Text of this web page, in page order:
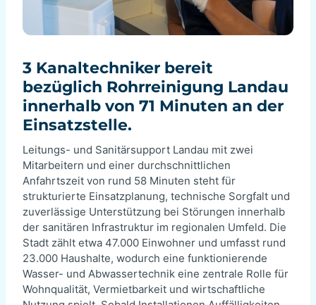
3 Kanaltechniker bereit
bezüglich Rohrreinigung Landau
innerhalb von 71 Minuten an der
Einsatzstelle.
Leitungs- und Sanitärsupport Landau mit zwei
Mitarbeitern und einer durchschnittlichen
Anfahrtszeit von rund 58 Minuten steht für
strukturierte Einsatzplanung, technische Sorgfalt und
zuverlässige Unterstützung bei Störungen innerhalb
der sanitären Infrastruktur im regionalen Umfeld. Die
Stadt zählt etwa 47.000 Einwohner und umfasst rund
23.000 Haushalte, wodurch eine funktionierende
Wasser- und Abwassertechnik eine zentrale Rolle für
Wohnqualität, Vermietbarkeit und wirtschaftliche